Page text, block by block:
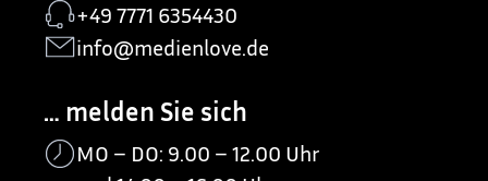
+49 7771 6354430
info@medienlove.de
… melden Sie sich
MO – DO: 9.00 – 12.00 Uhr